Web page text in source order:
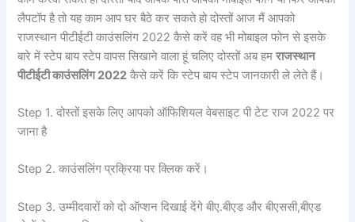
लैपटॉप है तो यह काम आप घर बैठे कर सकते हो दोस्तों आज मैं आपको
राजस्थान पीटीईटी काउंसलिंग 2022 कैसे करें वह भी मोबाइल फोन से इसके
बारे में स्टेप बाय स्टेप वापस सिखाने वाला हूं चलिए दोस्तों अब हमराजस्थान
पीटीईटी काउंसलिंग 2022 कैसे करें कि स्टेप बाय स्टेप जानकारी ले लेते हैं।
Step 1. दोस्तों इसके लिए आपको ऑफिशियल वेबसाइट पी टेट राज 2022 पर
जाना है
Step 2. काउंसलिंग प्रक्रिया पर क्लिक करें।
Step 3. उम्मीदवारों को दो ऑप्शन दिखाई देंगे बीए.बीएड और बीएससी,बीएड